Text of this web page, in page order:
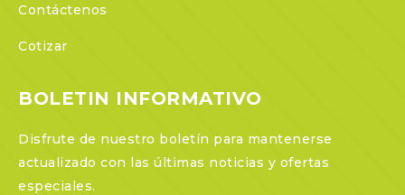
Contáctenos
Cotizar
BOLETIN INFORMATIVO
Disfrute de nuestro boletín para mantenerse
actualizado con las últimas noticias y ofertas
especiales.